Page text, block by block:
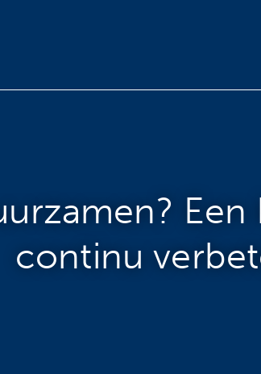
Een
continu